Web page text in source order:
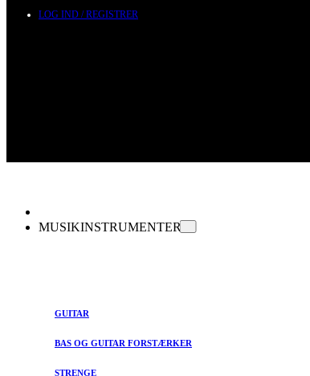
LOG IND / REGISTRER
MUSIKINSTRUMENTER
GUITAR
BAS OG GUITAR FORSTÆRKER
STRENGE